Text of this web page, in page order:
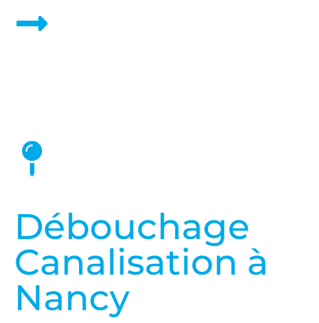
Débouchage
Canalisation à
Nancy